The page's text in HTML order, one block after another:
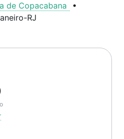
de Copacabana
•
-RJ